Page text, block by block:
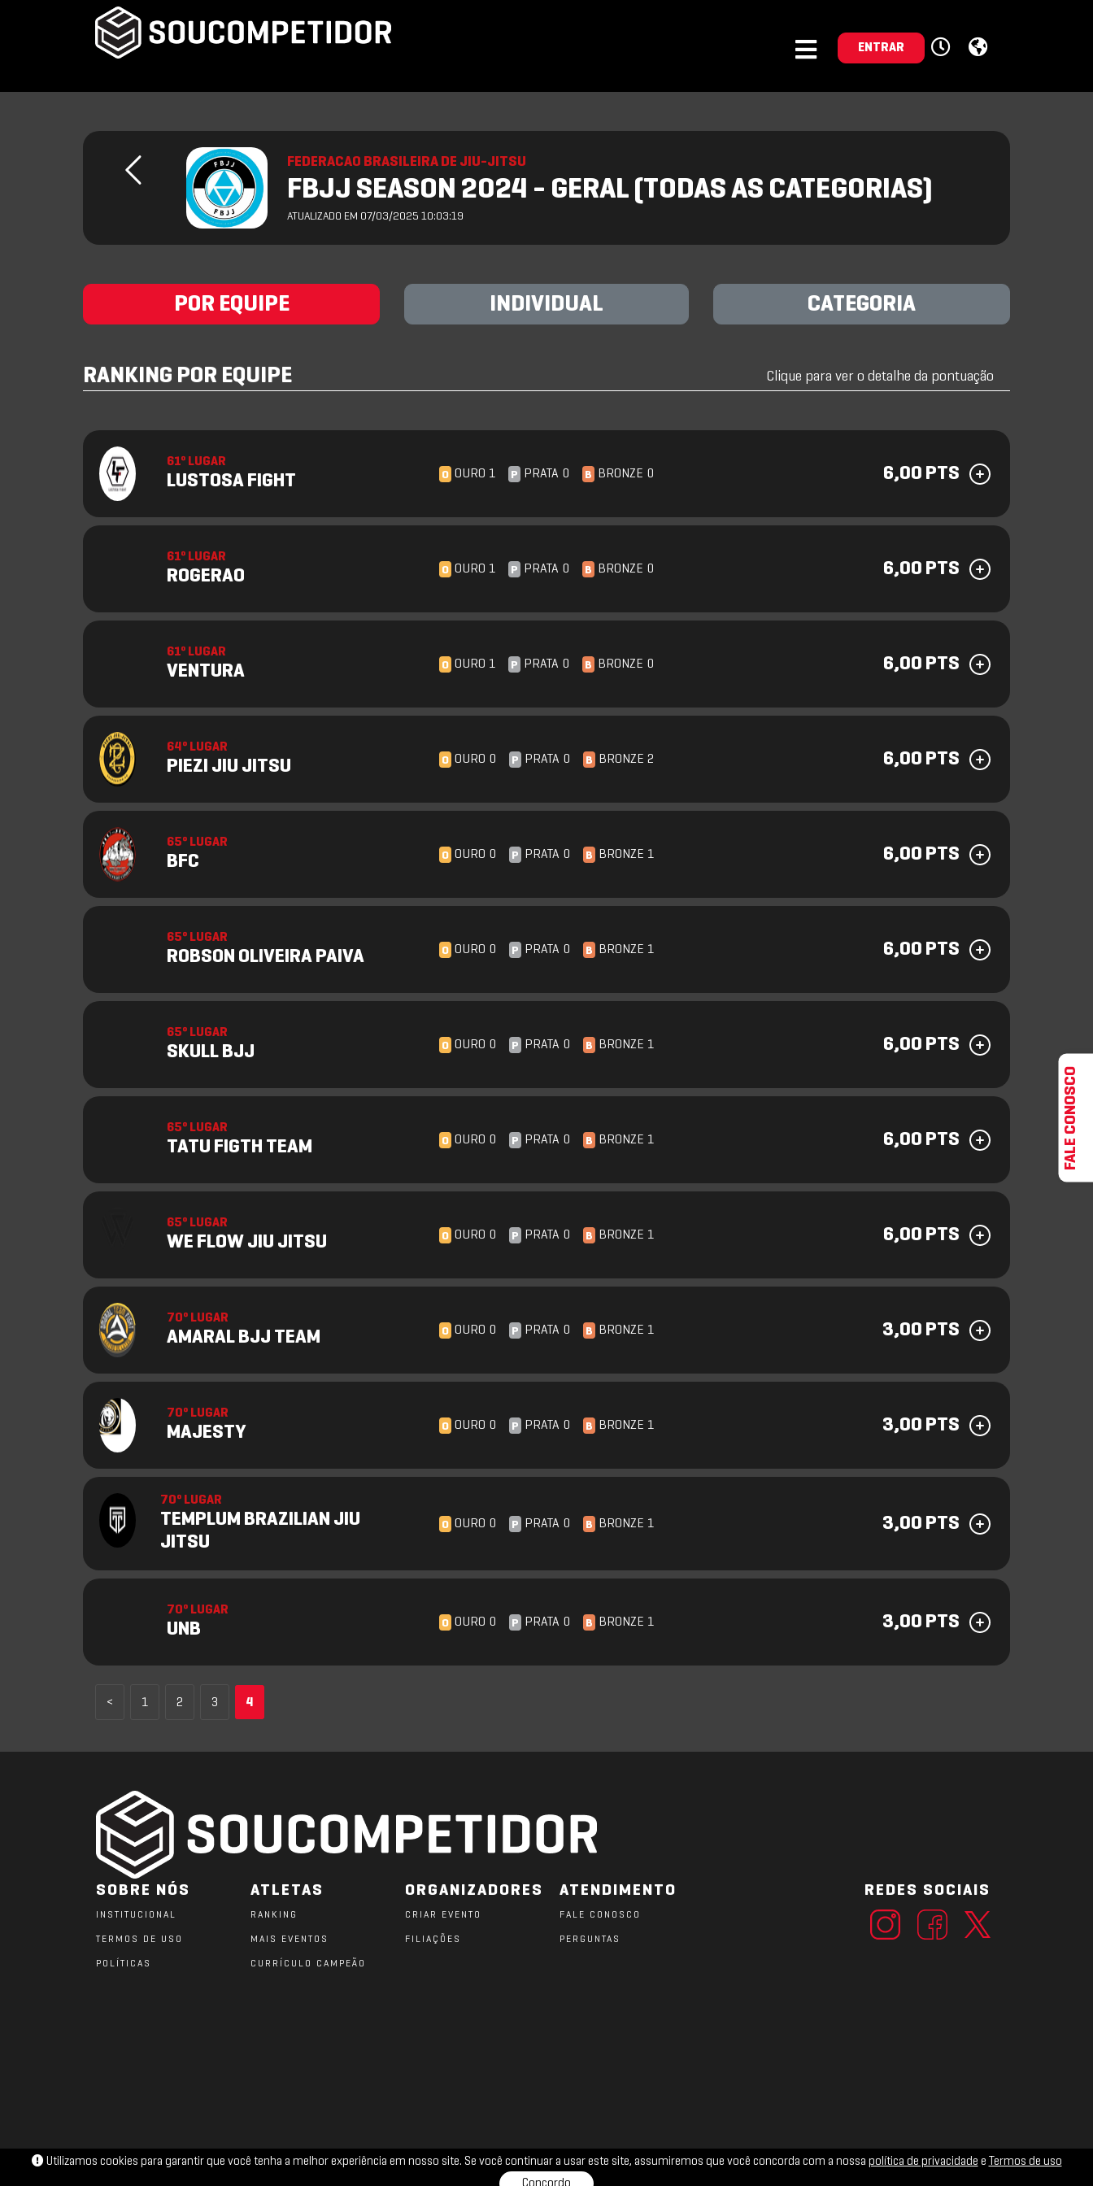
ENTRAR
FEDERACAO BRASILEIRA DE JIU-JITSU
FBJJ SEASON 2024 - GERAL (TODAS AS CATEGORIAS)
ATUALIZADO EM 07/03/2025 10:03:19
POR EQUIPE INDIVIDUAL CATEGORIA
RANKING POR EQUIPE Clique para ver o detalhe da pontuação
61º LUGAR
LUSTOSA FIGHT O OURO 1 P PRATA 0 B BRONZE 0 6,00 PTS
61º LUGAR
ROGERAO O OURO 1 P PRATA 0 B BRONZE 0 6,00 PTS
61º LUGAR
VENTURA O OURO 1 P PRATA 0 B BRONZE 0 6,00 PTS
64º LUGAR
PIEZI JIU JITSU O OURO 0 P PRATA 0 B BRONZE 2 6,00 PTS
65º LUGAR
BFC O OURO 0 P PRATA 0 B BRONZE 1 6,00 PTS
65º LUGAR
ROBSON OLIVEIRA PAIVA O OURO 0 P PRATA 0 B BRONZE 1 6,00 PTS
65º LUGAR
SKULL BJJ O OURO 0 P PRATA 0 B BRONZE 1 6,00 PTS
65º LUGAR
TATU FIGTH TEAM O OURO 0 P PRATA 0 B BRONZE 1 6,00 PTS
65º LUGAR
WE FLOW JIU JITSU O OURO 0 P PRATA 0 B BRONZE 1 6,00 PTS
70º LUGAR
AMARAL BJJ TEAM O OURO 0 P PRATA 0 B BRONZE 1 3,00 PTS
70º LUGAR
MAJESTY O OURO 0 P PRATA 0 B BRONZE 1 3,00 PTS
70º LUGAR
TEMPLUM BRAZILIAN JIU
JITSU
O OURO 0 P PRATA 0 B BRONZE 1 3,00 PTS
70º LUGAR
UNB O OURO 0 P PRATA 0 B BRONZE 1 3,00 PTS
< 1 2 3 4
SOBRE NÓS
INSTITUCIONAL
TERMOS DE USO
POLÍTICAS
ATLETAS
RANKING
MAIS EVENTOS
CURRÍCULO CAMPEÃO
ORGANIZADORES
CRIAR EVENTO
FILIAÇÕES
ATENDIMENTO
FALE CONOSCO
PERGUNTAS
REDES SOCIAIS
PRIVACIDADE
Utilizamos cookies para garantir que você tenha a melhor experiência em nosso site. Se você continuar a usar este site, assumiremos que você concorda com a nossa política de privacidade e
Termos de uso
Concordo
FALE CONOSCO